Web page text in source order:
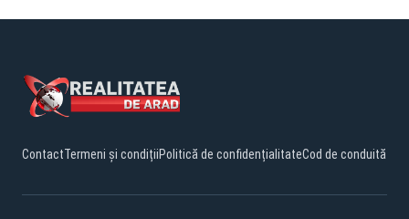
ContactTermeni și condițiiPolitică de confidențialitateCod de conduită